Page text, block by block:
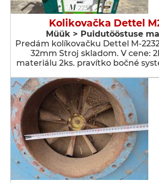
Kolikovačka Dettel
Müük > Puidutööstuse
Predám kolíkovačku Dettel M-
32mm Stroj skladom. V cene:
materiálu 2ks. pravítko bočné